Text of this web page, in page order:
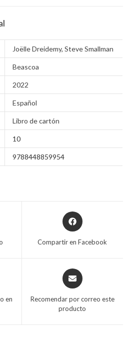
Joëlle Dreidemy,Steve Smallman
Beascoa
2022
Español
Libro de cartón
10
9788448859954
Compartir en Facebook
en
Recomendar por correo este
producto